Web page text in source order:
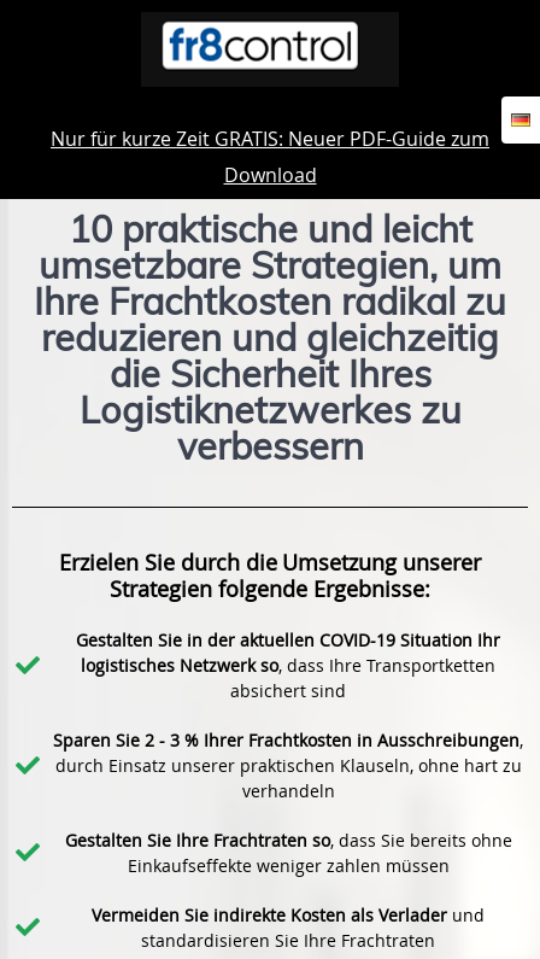
Nur für kurze Zeit GRATIS: Neuer PDF-Guide zum
Download
10 praktische und leicht
umsetzbare Strategien, um
Ihre Frachtkosten radikal zu
reduzieren und gleichzeitig
die Sicherheit Ihres
Logistiknetzwerkes zu
verbessern
Erzielen Sie durch die Umsetzung unserer
Strategien folgende Ergebnisse:
Gestalten Sie in der aktuellen COVID-19 Situation Ihr
logistisches Netzwerk so, dass Ihre Transportketten
absichert sind
Sparen Sie 2 - 3 % Ihrer Frachtkosten in Ausschreibungen,
durch Einsatz unserer praktischen Klauseln, ohne hart zu
verhandeln
Gestalten Sie Ihre Frachtraten so, dass Sie bereits ohne
Einkaufseffekte weniger zahlen müssen
Vermeiden Sie indirekte Kosten als Verlader und
standardisieren Sie Ihre Frachtraten